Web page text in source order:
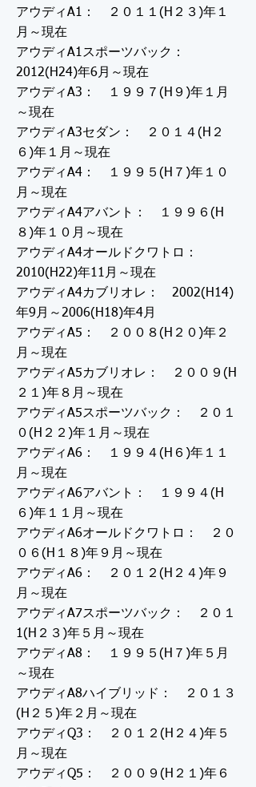
アウディA1： ２０１１(H２３)年１
月～現在
アウディA1スポーツバック：
2012(H24)年6月～現在
アウディA3： １９９７(H９)年１月
～現在
アウディA3セダン： ２０１４(H２
６)年１月～現在
アウディA4： １９９５(H７)年１０
月～現在
アウディA4アバント： １９９６(H
８)年１０月～現在
アウディA4オールドクワトロ：
2010(H22)年11月～現在
アウディA4カブリオレ： 2002(H14)
年9月～2006(H18)年4月
アウディA5： ２００８(H２０)年２
月～現在
アウディA5カブリオレ： ２００９(H
２１)年８月～現在
アウディA5スポーツバック： ２０１
０(H２２)年１月～現在
アウディA6： １９９４(H６)年１１
月～現在
アウディA6アバント： １９９４(H
６)年１１月～現在
アウディA6オールドクワトロ： ２０
０６(H１８)年９月～現在
アウディA6： ２０１２(H２４)年９
月～現在
アウディA7スポーツバック： ２０１
1(H２３)年５月～現在
アウディA8： １９９５(H７)年５月
～現在
アウディA8ハイブリッド： ２０１３
(H２５)年２月～現在
アウディQ3： ２０１２(H２４)年５
月～現在
アウディQ5： ２００９(H２１)年６